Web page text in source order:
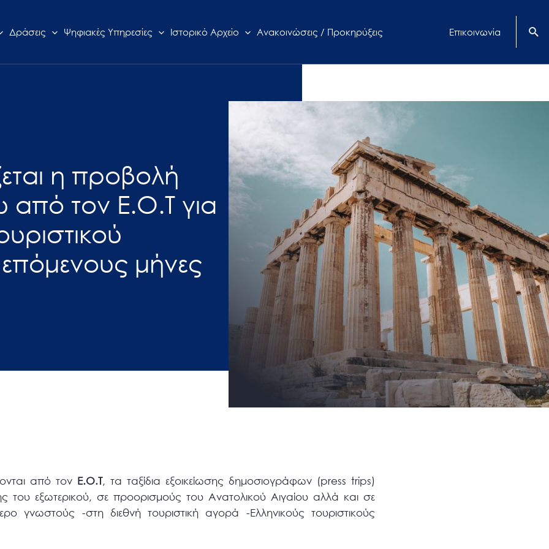
Δράσεις Ψηφιακές Υπηρεσίες Ιστορικό Αρχείο Ανακοινώσεις / Προκηρύξεις Επικοινωνία
η προβολή
από τον Ε.Ο.Τ για
μήνες
από τον Ε.Ο.Τ, τα ταξίδια εξοικείωσης δημοσιογράφων (press trips)
του εξωτερικού, σε προορισμούς του Ανατολικού Αιγαίου αλλά και σε
γνωστούς -στη διεθνή τουριστική αγορά -Ελληνικούς τουριστικούς